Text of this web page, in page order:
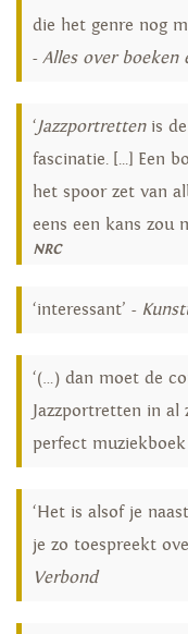
die het genre nog
- Alles over boeken
‘Jazzportrettenis de
fascinatie. [...] Een
het spoor zet van
eens een kans zou
NRC
‘interessant’ -
‘(…) dan moet de
Jazzportretten in al
perfect muziekboek
‘Het is alsof je
je zo toespreekt
Verbond